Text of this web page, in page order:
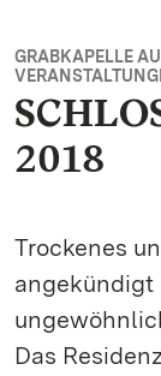
GRABKAPELLE
2018
Trockenes
angekündigt
Das